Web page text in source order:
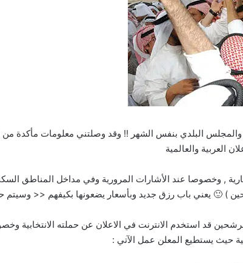
البلدي بنفس الشهر !! وقد وصلتني معلومات مأكدة من
العربية والعالمية
, وخصوصا عند الأشارات المرورية وفي مداخل المناطق
) 🙂 يعني باب رزق جديد وبأسعار يضعونها بكيفهم <<
قد استخدم الانترنت في الاعلان عن حملته الانتخابية
حيث يستطيع المعلن عمل الآتي :